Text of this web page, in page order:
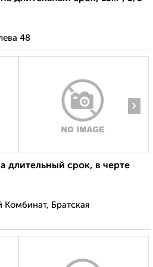
48
›
длительный срок, в черте
Братская